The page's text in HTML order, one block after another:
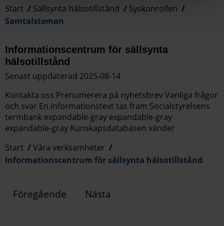
Start
Sällsynta hälsotillstånd
Syskonrollen
Samtalsteman
Informationscentrum för sällsynta
hälsotillstånd
Senast uppdaterad 2025-08-14
Kontakta oss Prenumerera på nyhetsbrev Vanliga frågor
och svar En informationstext tas fram Socialstyrelsens
termbank expandable-gray expandable-gray
expandable-gray Kunskapsdatabasen vänder
Start
Våra verksamheter
Informationscentrum för sällsynta hälsotillstånd
Föregående Nästa